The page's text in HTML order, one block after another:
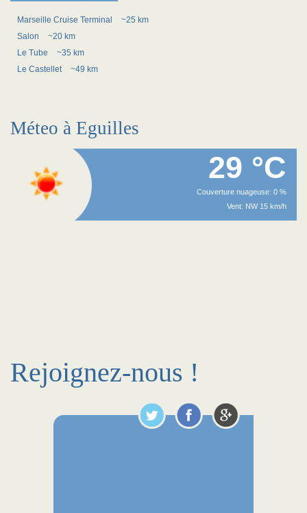
Marseille Cruise Terminal
~25 km
Salon
~20 km
Le Tube
~35 km
Le Castellet
~49 km
Méteo à Eguilles
29 °C
Couverture nuageuse: 0 %
Vent: NW 15 km/h
Rejoignez-nous !